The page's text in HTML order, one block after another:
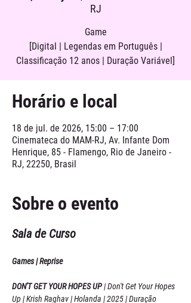
RJ
Game
[Digital | Legendas em Português |
Classificação 12 anos | Duração Variável]
Horário e local
18 de jul. de 2026, 15:00 – 17:00
Cinemateca do MAM-RJ, Av. Infante Dom
Henrique, 85 - Flamengo, Rio de Janeiro -
RJ, 22250, Brasil
Sobre o evento
Sala de Curso
Games | Reprise
DON'T GET YOUR HOPES UP | Don't Get Your Hopes
Up | Krish Raghav | Holanda | 2025 | Duração